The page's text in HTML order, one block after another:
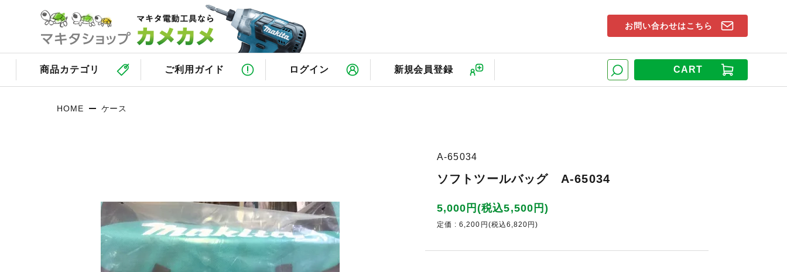
CART
商品カテゴリ ご利用ガイド ログイン 新規会員登録
お問い合わせはこちら
HOME ケース
A-65034
ソフトツールバッグ A-65034
5,000円(税込5,500円)
定価 : 6,200円(税込6,820円)